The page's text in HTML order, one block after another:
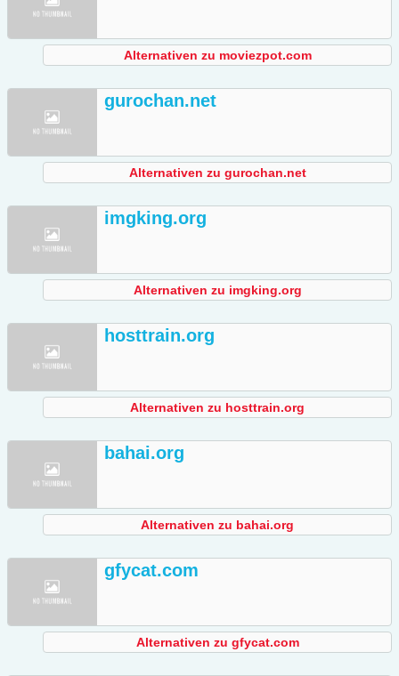
Alternativen zu moviezpot.com
gurochan.net
Alternativen zu gurochan.net
imgking.org
Alternativen zu imgking.org
hosttrain.org
Alternativen zu hosttrain.org
bahai.org
Alternativen zu bahai.org
gfycat.com
Alternativen zu gfycat.com